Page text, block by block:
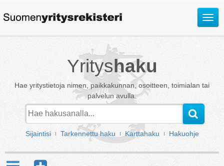
Avaa
Yrityshaku
Hae yritystietoja nimen, paikkakunnan, osoitteen, toimialan tai
palvelun avulla.
Sijaintisi Tarkennettu haku Karttahaku Hakuohje